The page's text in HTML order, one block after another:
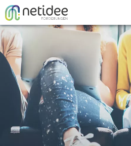
Enter your username or email address
Passwort